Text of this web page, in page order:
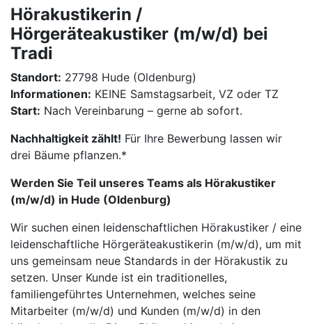
Hörakustikerin /
Hörgeräteakustiker (m/w/d) bei
Tradi
Standort: 27798 Hude (Oldenburg)
Informationen: KEINE Samstagsarbeit, VZ oder TZ
Start: Nach Vereinbarung – gerne ab sofort.
Nachhaltigkeit zählt! Für Ihre Bewerbung lassen wir
drei Bäume pflanzen.*
Werden Sie Teil unseres Teams als Hörakustiker
(m/w/d) in Hude (Oldenburg)
Wir suchen einen leidenschaftlichen Hörakustiker / eine
leidenschaftliche Hörgeräteakustikerin (m/w/d), um mit
uns gemeinsam neue Standards in der Hörakustik zu
setzen. Unser Kunde ist ein traditionelles,
familiengeführtes Unternehmen, welches seine
Mitarbeiter (m/w/d) und Kunden (m/w/d) in den